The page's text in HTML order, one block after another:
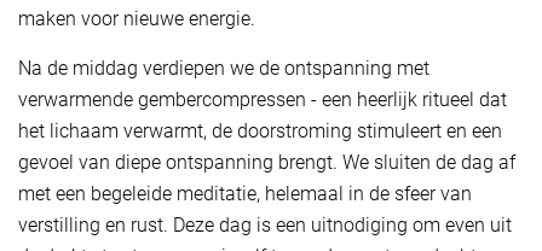
maken voor nieuwe energie.
Na de middag verdiepen we de ontspanning met
verwarmende gembercompressen - een heerlijk ritueel dat
het lichaam verwarmt, de doorstroming stimuleert en een
gevoel van diepe ontspanning brengt. We sluiten de dag af
met een begeleide meditatie, helemaal in de sfeer van
verstilling en rust. Deze dag is een uitnodiging om even uit